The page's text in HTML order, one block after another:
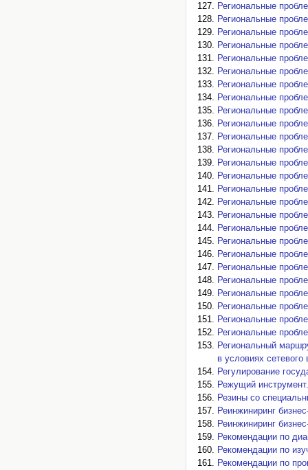
Региональные
Региональные
Региональные
Региональные
Региональные
Региональные
Региональные
Региональные
Региональные
Региональные
Региональные
Региональные
Региональные
Региональные
Региональные
Региональные
Региональные
Региональные
Региональные
Региональные
Региональные
Региональные
Региональные
Региональные
Региональные
Региональные
Региональный
в условиях
Регулирование
Режущий
Резины со
Реинжиниринг
Реинжиниринг
Рекомендации по
Рекомендации по
Рекомендации по